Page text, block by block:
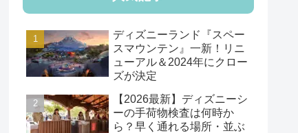
ディズニーランド『スペー
スマウンテン』一新！リニ
ューアル＆2024年にクロー
ズが決定
【2026最新】ディズニーシ
ーの手荷物検査は何時か
ら？早く通れる場所・並ぶ